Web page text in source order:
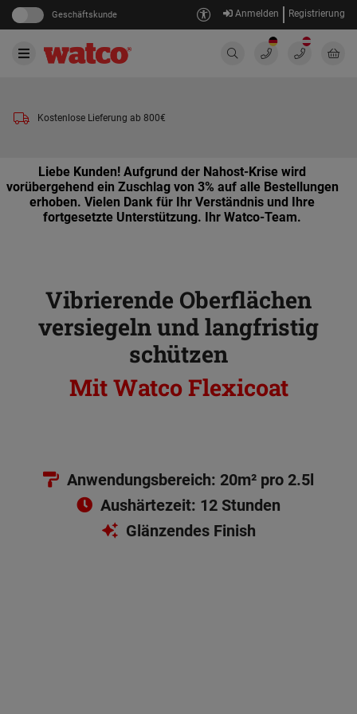
Geschäftskunde Anmelden Registrierung
Kostenlose Lieferung ab 800€
Liebe Kunden! Aufgrund der Nahost-Krise wird
vorübergehend ein Zuschlag von 3% auf alle Bestellungen
erhoben. Vielen Dank für Ihr Verständnis und Ihre
fortgesetzte Unterstützung. Ihr Watco-Team.
Vibrierende Oberflächen
versiegeln und langfristig
schützen
Mit Watco Flexicoat
Anwendungsbereich: 20m² pro 2.5l
Aushärtezeit: 12 Stunden
Glänzendes Finish